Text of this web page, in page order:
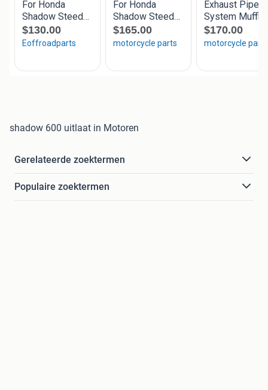
shadow 600 uitlaat in Motoren
Gerelateerde zoektermen
Populaire zoektermen